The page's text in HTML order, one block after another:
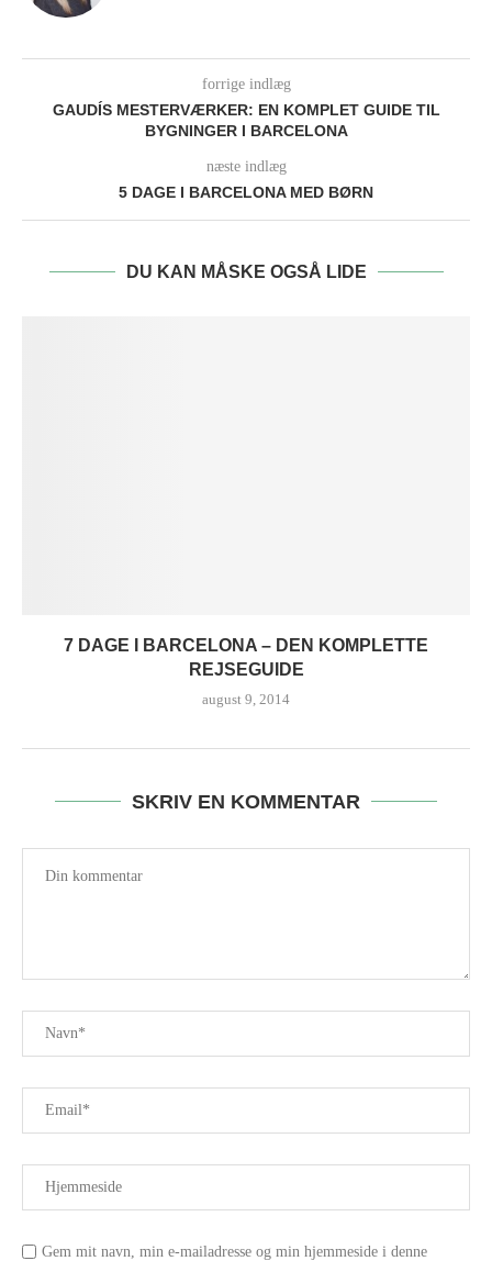
forrige indlæg
GAUDÍS MESTERVÆRKER: EN KOMPLET GUIDE TIL
BYGNINGER I BARCELONA
næste indlæg
5 DAGE I BARCELONA MED BØRN
DU KAN MÅSKE OGSÅ LIDE
7 DAGE I BARCELONA – DEN KOMPLETTE
REJSEGUIDE
august 9, 2014
SKRIV EN KOMMENTAR
Gem mit navn, min e-mailadresse og min hjemmeside i denne